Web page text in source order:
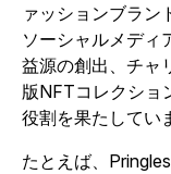
ァッションブラン
ソーシャルメディ
益源の創出、チャ
版NFTコレクショ
役割を果たしてい
たとえば、